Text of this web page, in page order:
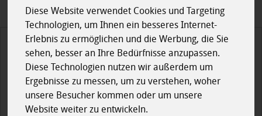
Diese Website verwendet Cookies und Targeting
Technologien, um Ihnen ein besseres Internet-
Erlebnis zu ermöglichen und die Werbung, die Sie
sehen, besser an Ihre Bedürfnisse anzupassen.
Diese Technologien nutzen wir außerdem um
Ergebnisse zu messen, um zu verstehen, woher
unsere Besucher kommen oder um unsere
Website weiter zu entwickeln.